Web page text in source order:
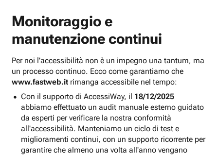
Monitoraggio e
manutenzione continui
Per noi l'accessibilità non è un impegno una tantum, ma
un processo continuo. Ecco come garantiamo che
www.fastweb.it rimanga accessibile nel tempo:
Con il supporto di AccessiWay, il 18/12/2025
abbiamo effettuato un audit manuale esterno guidato
da esperti per verificare la nostra conformità
all'accessibilità. Manteniamo un ciclo di test e
miglioramenti continui, con un supporto ricorrente per
garantire che almeno una volta all'anno vengano